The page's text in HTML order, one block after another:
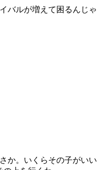
バルが増えて困るんじゃ
か。いくらその子がいい